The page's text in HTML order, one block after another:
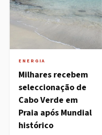
ENERGIA
Milhares recebem
seleccionação de
Cabo Verde em
Praia após Mundial
histórico